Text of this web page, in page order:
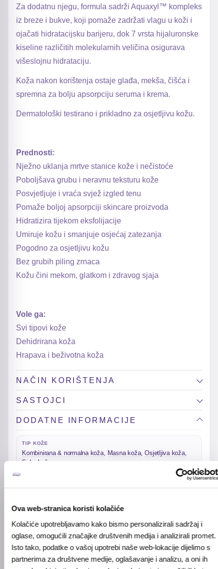
Ova web-stranica koristi kolačiće
Kolačiće upotrebljavamo kako bismo personalizirali sadržaj i
oglase, omogućili značajke društvenih medija i analizirali promet.
Isto tako, podatke o vašoj upotrebi naše web-lokacije dijelimo s
partnerima za društvene medije, oglašavanje i analizu, a oni ih
Za dodatnu njegu, formula sadrži Aquaxyl™ kompleks
iz breze i bukve, koji pomaže zadržati vlagu u koži i
ojačati hidratacijsku barijeru, dok 7 vrsta hijaluronske
kiseline različitih molekularnih veličina osigurava
višeslojnu hidrataciju.
Koža nakon korištenja ostaje glađa, mekša, čišća i
spremna za bolju apsorpciju seruma i krema.
Dermatološki testirano i prikladno za osjetljivu kožu.
Prednosti:
Nježno uklanja mrtve stanice kože i nečistoće
Poboljšava grubu i neravnu teksturu kože
Posvjetljuje i vraća svjež izgled tenu
Pomaže boljoj apsorpciji skincare proizvoda
Hidratizira tijekom eksfolijacije
Umiruje kožu i smanjuje osjećaj zatezanja
Pogodno za osjetljivu kožu
Bez grubih piling zrnaca
Kožu čini mekom, glatkom i zdravog sjaja
Vole ga:
Svi tipovi kože
Dehidrirana koža
Hrapava i beživotna koža
NAČIN KORIŠTENJA
SASTOJCI
DODATNE INFORMACIJE
TIP KOŽE
Kombinirana & normalna koža, Masna koža,Osjetljiva koža,
Suha koža
Alantoin, Hijaluronska kiselina, PHA
BREND
ma:nyo